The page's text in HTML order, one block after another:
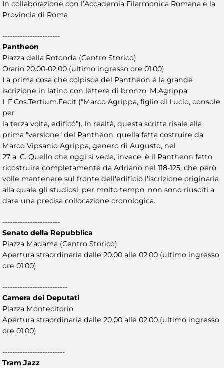
In collaborazione con l’Accademia Filarmonica Romana e la
Provincia di Roma
-----------------------
Pantheon
Piazza della Rotonda (Centro Storico)
Orario 20.00-02.00 (ultimo ingresso ore 01.00)
La prima cosa che colpisce del Pantheon è la grande
iscrizione in latino con lettere di bronzo: M.Agrippa
L.F.Cos.Tertium.Fecit ("Marco Agrippa, figlio di Lucio, console
per
la terza volta, edificò"). In realtà, questa scritta risale alla
prima "versione" del Pantheon, quella fatta costruire da
Marco Vipsanio Agrippa, genero di Augusto, nel
27 a. C. Quello che oggi si vede, invece, è il Pantheon fatto
ricostruire completamente da Adriano nel 118-125, che però
volle mantenere sul fronte dell'edificio l'iscrizione originaria
alla quale gli studiosi, per molto tempo, non sono riusciti a
dare una precisa collocazione cronologica.
-----------------------
Senato della Repubblica
Piazza Madama (Centro Storico)
Apertura straordinaria dalle 20.00 alle 02.00 (ultimo ingresso
ore 01.00)
--------------------------
Camera dei Deputati
Piazza Montecitorio
Apertura straordinaria dalle 20.00 alle 02.00 (ultimo ingresso
ore 01.00)
-------------------------
Tram Jazz